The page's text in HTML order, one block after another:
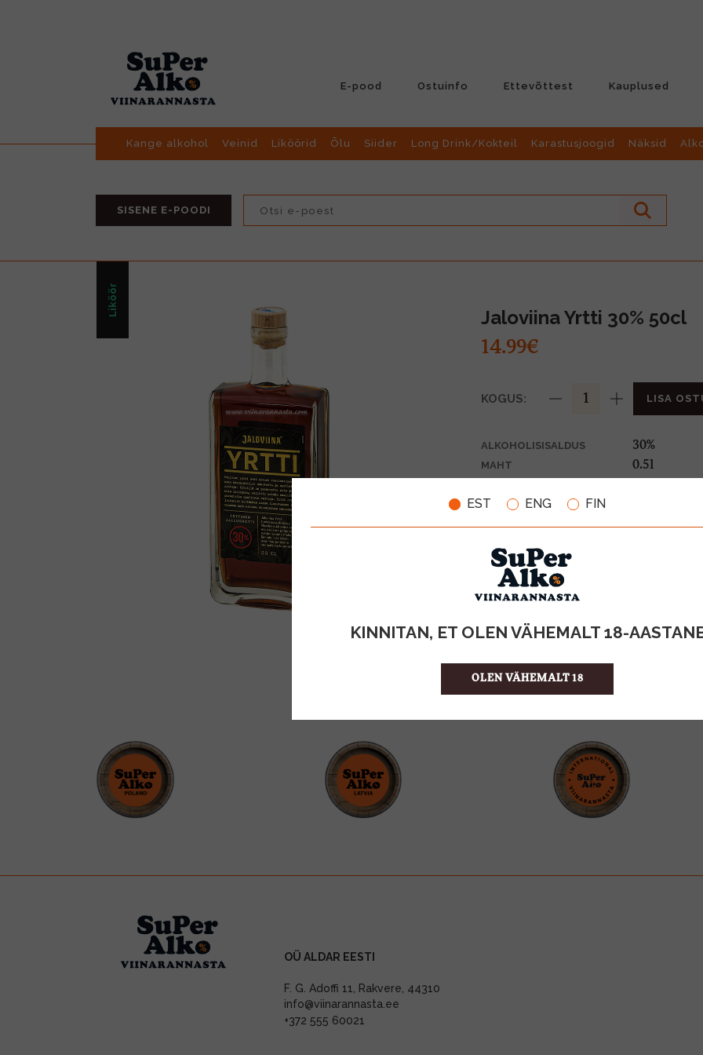
EST ENG FIN
KINNITAN, ET OLEN VÄHEMALT 18-
OLEN VÄHEMALT 18
E-pood Ostuinfo Ettevõttest Kauplused
Kange alkohol Veinid Liköörid Õlu Siider Long Drink/Kokteil Karastusjoogid Näksid
SISENE E-POODI
Liköör
Jaloviina Yrtti 30% 50cl
14.99€
KOGUS: LISA
ALKOHOLISISALDUS 30%
MAHT 0.5l
TOOTE LIIK
ÜHIKU HIND
KOGUS KASTIS
OÜ ALDAR EESTI
F. G. Adoffi 11, Rakvere, 44310
info@viinarannasta.ee
+372 555 60021